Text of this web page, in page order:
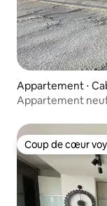
Appartement ⋅
Appartement
Coup de cœur
Coup de cœur